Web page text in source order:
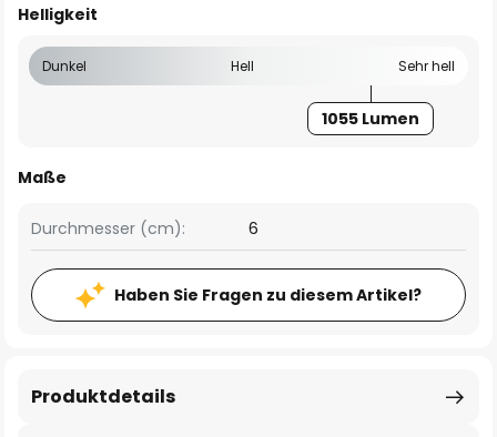
Helligkeit
Dunkel Hell Sehr hell
1055 Lumen
Maße
Durchmesser (cm): 6
Haben Sie Fragen zu diesem Artikel?
Produktdetails